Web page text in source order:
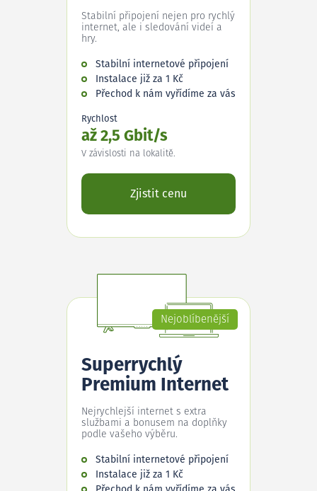
Stabilní připojení nejen pro rychlý
internet, ale i sledování videí a
hry.
Stabilní internetové připojení
Instalace již za 1 Kč
Přechod k nám vyřídíme za vás
Rychlost
až 2,5 Gbit/s
V závislosti na lokalitě.
Zjistit cenu
Nejoblíbenější
Superrychlý
Premium Internet
Nejrychlejší internet s extra
službami a bonusem na doplňky
podle vašeho výběru.
Stabilní internetové připojení
Instalace již za 1 Kč